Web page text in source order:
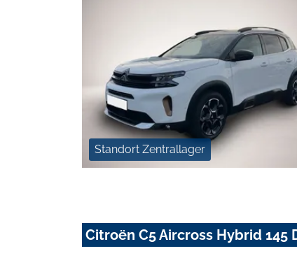
Standort Zentrallager
Citroën C5 Aircross Hybrid